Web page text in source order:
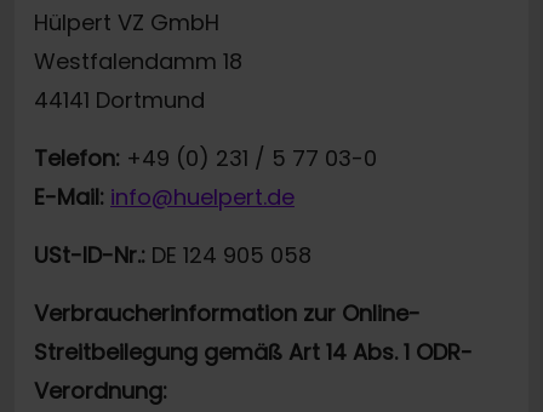
Hülpert VZ GmbH
Westfalendamm 18
44141 Dortmund
Telefon: +49 (0) 231 / 5 77 03-0
E-Mail: info@huelpert.de
USt-ID-Nr.: DE 124 905 058
Verbraucherinformation zur Online-
Streitbeilegung gemäß Art 14 Abs. 1 ODR-
Verordnung: